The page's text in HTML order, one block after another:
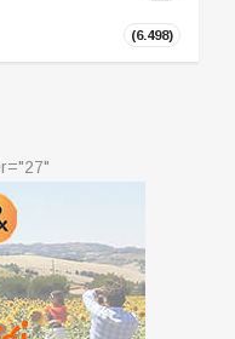
(6.498)